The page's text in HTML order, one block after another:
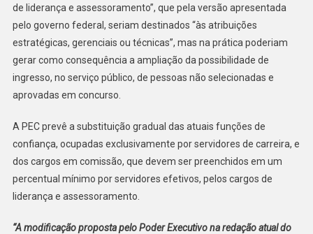
de liderança e assessoramento”, que pela versão apresentada
pelo governo federal, seriam destinados “às atribuições
estratégicas, gerenciais ou técnicas”, mas na prática poderiam
gerar como consequência a ampliação da possibilidade de
ingresso, no serviço público, de pessoas não selecionadas e
aprovadas em concurso.
A PEC prevê a substituição gradual das atuais funções de
confiança, ocupadas exclusivamente por servidores de carreira, e
dos cargos em comissão, que devem ser preenchidos em um
percentual mínimo por servidores efetivos, pelos cargos de
liderança e assessoramento.
“A modificação proposta pelo Poder Executivo na redação atual do